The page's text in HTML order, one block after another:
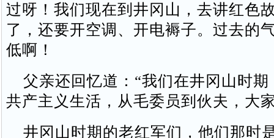
过呀！我们现在到井冈山，去讲红色
了，还要开空调、开电褥子。过去的
低啊！
父亲还回忆道：“我们在井冈山时期
共产主义生活，从毛委员到伙夫，大
井冈山时期的老红军们，他们那时